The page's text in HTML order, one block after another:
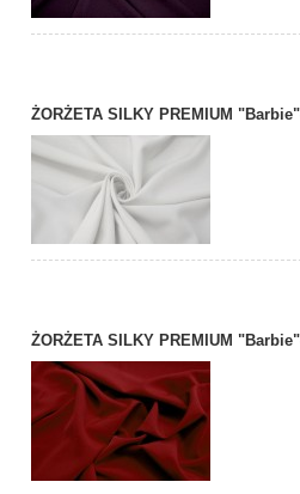
ŻORŻETA SILKY PREMIUM
ŻORŻETA SILKY PREMIUM